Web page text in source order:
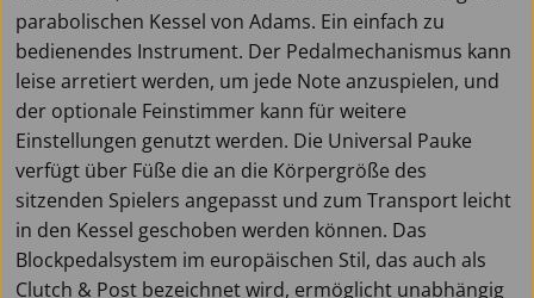
parabolischen Kessel von Adams. Ein einfach zu
bedienendes Instrument. Der Pedalmechanismus kann
leise arretiert werden, um jede Note anzuspielen, und
der optionale Feinstimmer kann für weitere
Einstellungen genutzt werden. Die Universal Pauke
verfügt über Füße die an die Körpergröße des
sitzenden Spielers angepasst und zum Transport leicht
in den Kessel geschoben werden können. Das
Blockpedalsystem im europäischen Stil, das auch als
Clutch & Post bezeichnet wird, ermöglicht unabhängig